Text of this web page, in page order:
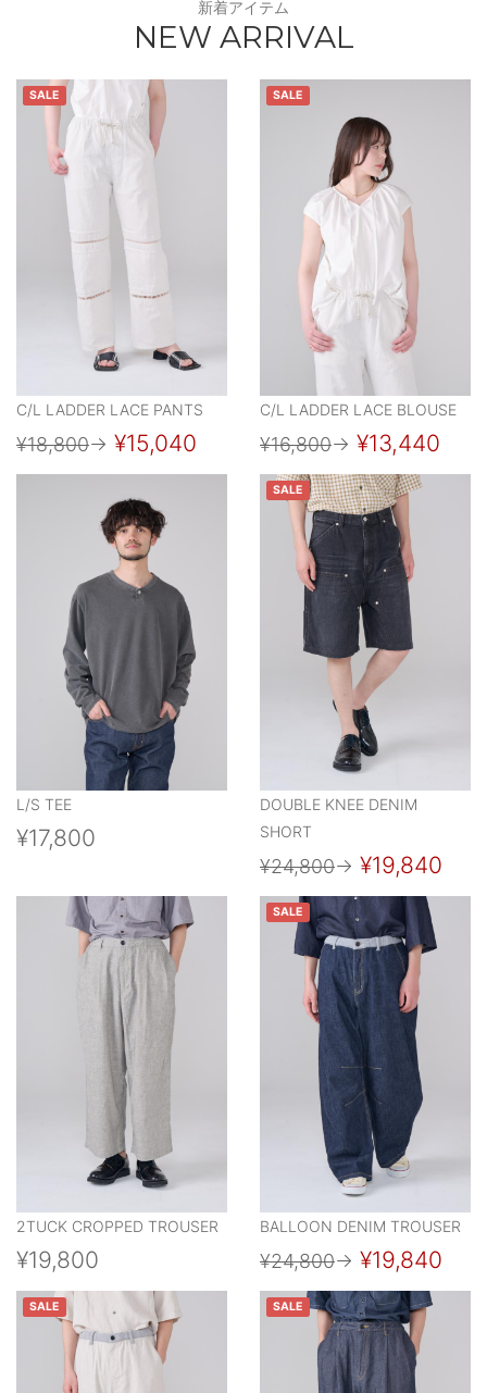
新着アイテム
NEW ARRIVAL
SALE
C/L LADDER LACE PANTS
¥18,800→ ¥15,040
SALE
C/L LADDER LACE BLOUSE
¥16,800→ ¥13,440
L/S TEE
¥17,800
SALE
DOUBLE KNEE DENIM
SHORT
¥24,800→ ¥19,840
2TUCK CROPPED TROUSER
¥19,800
SALE
BALLOON DENIM TROUSER
¥24,800→ ¥19,840
SALE SALE